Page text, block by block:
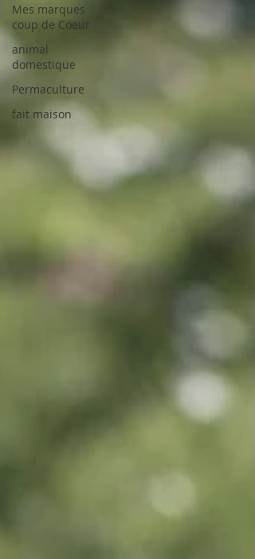
Mes marques
coup de Coeur
animal
domestique
Permaculture
fait maison